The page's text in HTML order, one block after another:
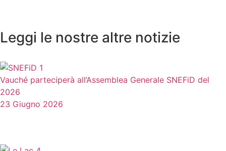
Leggi le nostre altre notizie
Vauché parteciperà all’Assemblea Generale SNEFiD del
2026
23 Giugno 2026